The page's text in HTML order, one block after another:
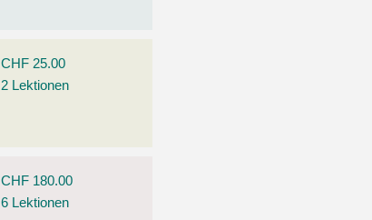
CHF 25.00
2 Lektionen
CHF 180.00
6 Lektionen